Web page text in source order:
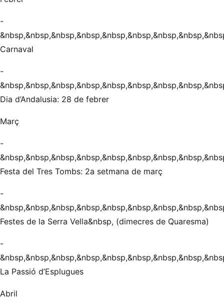
-
Carnaval
-
Dia d’Andalusia: 28 de febrer
Març
-
Festa del Tres Tombs: 2a setmana de març
-
Festes de la Serra Vella&nbsp, (dimecres de Quaresma)
-
La Passió d’Esplugues
Abril